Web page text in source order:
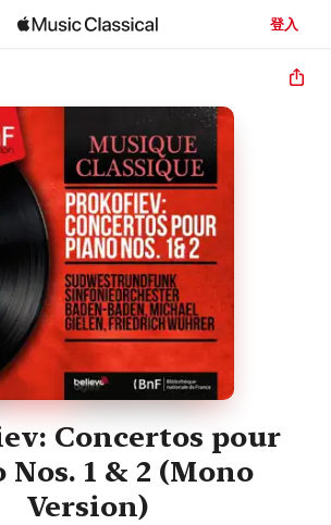
登入
Concertos pour
Nos. 1 & 2 (Mono
Version)